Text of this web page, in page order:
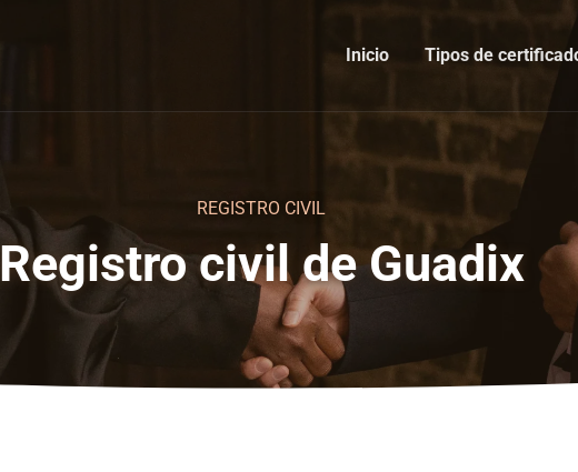
Inicio Tipos de
REGISTRO CIVIL
Registro civil de Guadix